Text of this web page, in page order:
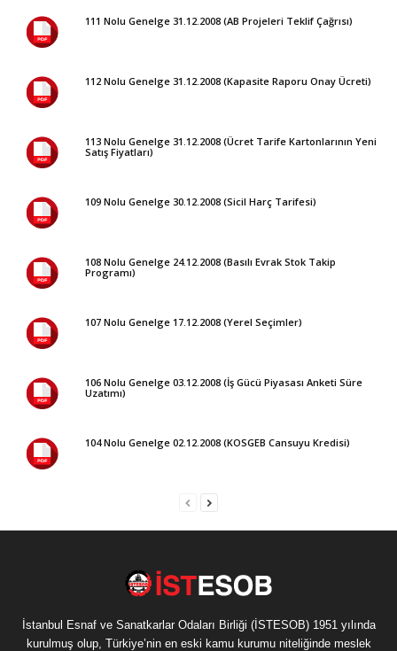
111 Nolu Genelge 31.12.2008 (AB Projeleri Teklif Çağrısı)
112 Nolu Genelge 31.12.2008 (Kapasite Raporu Onay Ücreti)
113 Nolu Genelge 31.12.2008 (Ücret Tarife Kartonlarının Yeni
Satış Fiyatları)
109 Nolu Genelge 30.12.2008 (Sicil Harç Tarifesi)
108 Nolu Genelge 24.12.2008 (Basılı Evrak Stok Takip
Programı)
107 Nolu Genelge 17.12.2008 (Yerel Seçimler)
106 Nolu Genelge 03.12.2008 (İş Gücü Piyasası Anketi Süre
Uzatımı)
104 Nolu Genelge 02.12.2008 (KOSGEB Cansuyu Kredisi)
İstanbul Esnaf ve Sanatkarlar Odaları Birliği (İSTESOB) 1951 yılında
kurulmuş olup, Türkiye’nin en eski kamu kurumu niteliğinde meslek